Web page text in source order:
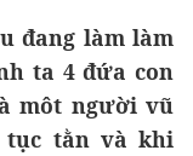
đang làm làm
ta 4 đứa con
môt người vũ
tục tằn và khi